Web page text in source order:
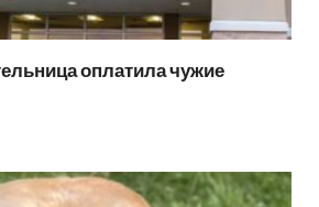
оплатила чужие